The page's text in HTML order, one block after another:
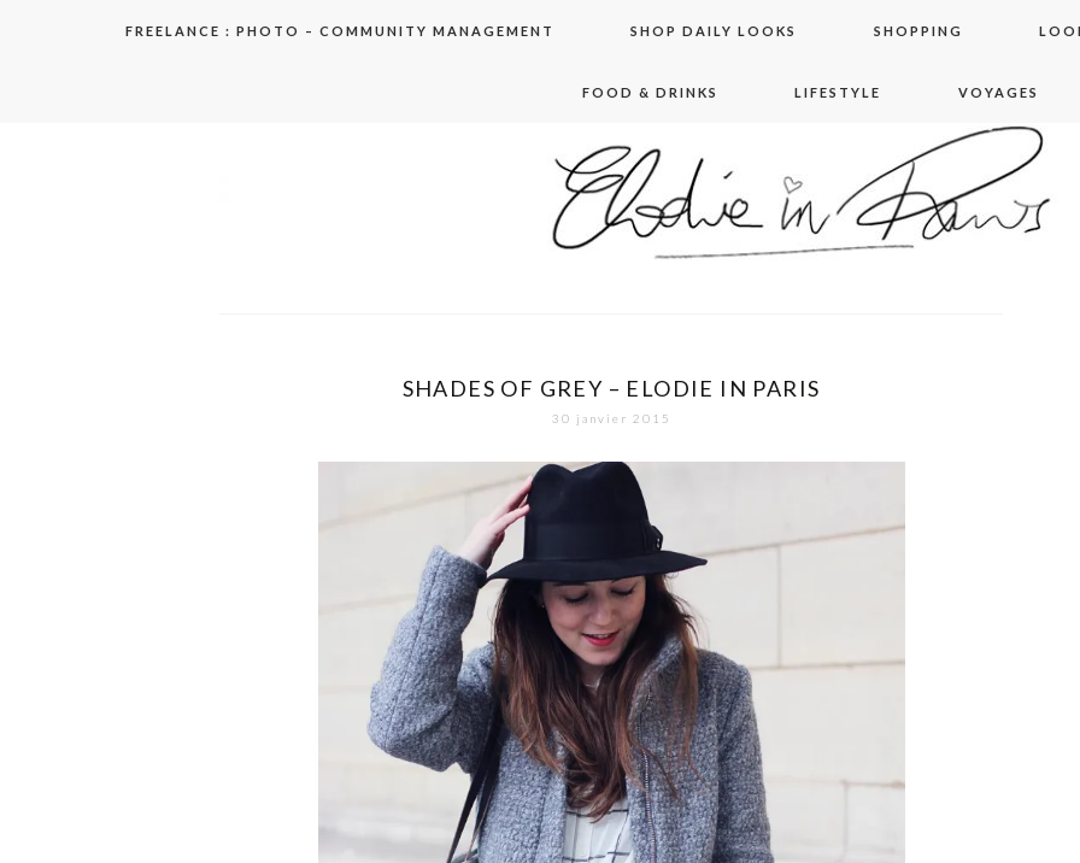
FREELANCE : PHOTO – COMMUNITY MANAGEMENT SHOP DAILY LOOKS SHOPPING
FOOD & DRINKS LIFESTYLE VOYAGES
elodie in paris
SHADES OF GREY – ELODIE IN PARIS
30 janvier 2015